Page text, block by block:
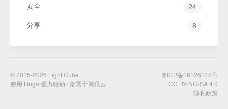
安全
24
分享
8
© 2015-2026 Light Cube
使用 Hugo 强力驱动 / 部署于腾讯云
粤ICP备18126145号
CC BY-NC-SA 4.0
隐私政策